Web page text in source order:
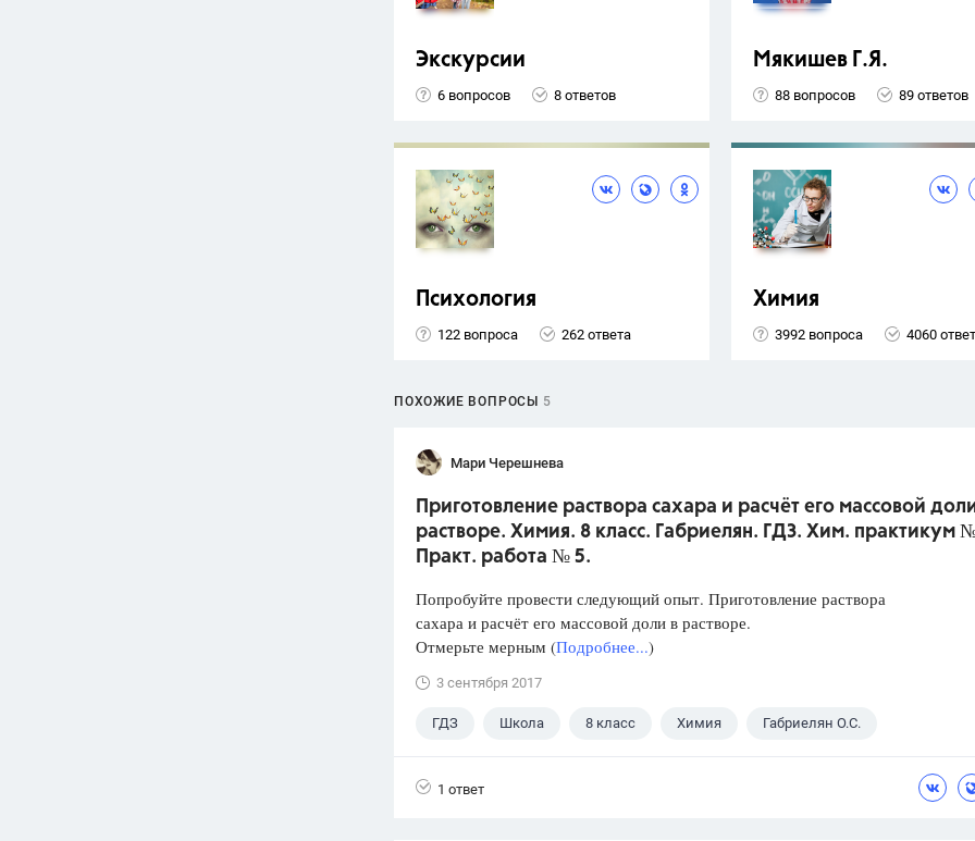
Экскурсии
6 вопросов 8 ответов
Мякишев Г.Я.
88 вопросов 89 ответов
Психология
122 вопроса 262 ответа
Химия
3992 вопроса 4060
ПОХОЖИЕ ВОПРОСЫ 5
Мари Черешнева
Приготовление раствора сахара и расчёт его массовой
растворе. Химия. 8 класс. Габриелян. ГДЗ. Хим. практикум
Практ. работа № 5.
Попробуйте провести следующий опыт. Приготовление раствора
сахара и расчёт его массовой доли в растворе.
Отмерьте мерным (Подробнее...)
3 сентября 2017
ГДЗ Школа 8 класс Химия Габриелян О.С.
1 ответ